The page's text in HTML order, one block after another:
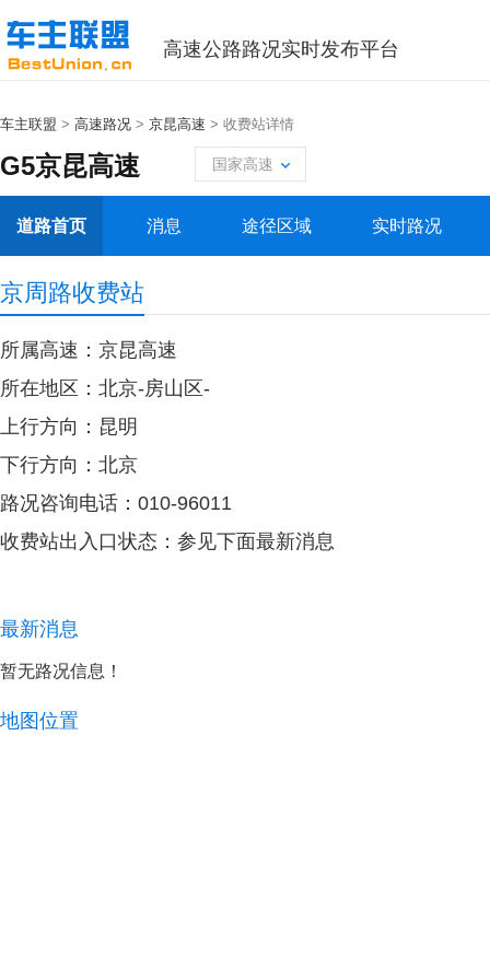
高速公路路况实时发布平台
车主联盟 > 高速路况 > 京昆高速 > 收费站详情
G5京昆高速 国家高速
道路首页 消息 途径区域 实时路况
京周路收费站
所属高速：京昆高速
所在地区：北京-房山区-
上行方向：昆明
下行方向：北京
路况咨询电话：010-96011
收费站出入口状态：参见下面最新消息
最新消息
暂无路况信息！ ​​​​
地图位置